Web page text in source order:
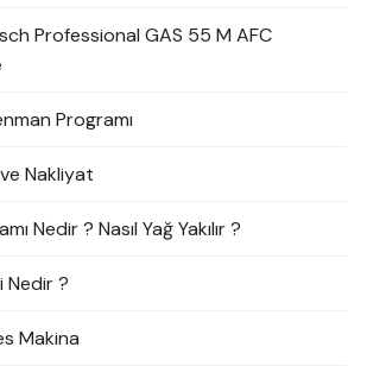
Professional GAS 55 M AFC
Programı
Nakliyat
Nedir ? Nasıl Yağ Yakılır ?
Nedir ?
Makina